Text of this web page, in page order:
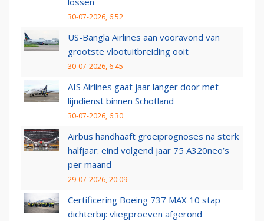
30-07-2026, 6:52
US-Bangla Airlines aan vooravond van
grootste vlootuitbreiding ooit
30-07-2026, 6:45
AIS Airlines gaat jaar langer door met
lijndienst binnen Schotland
30-07-2026, 6:30
Airbus handhaaft groeiprognoses na sterk
halfjaar: eind volgend jaar 75 A320neo’s
per maand
29-07-2026, 20:09
Certificering Boeing 737 MAX 10 stap
dichterbij: vliegproeven afgerond